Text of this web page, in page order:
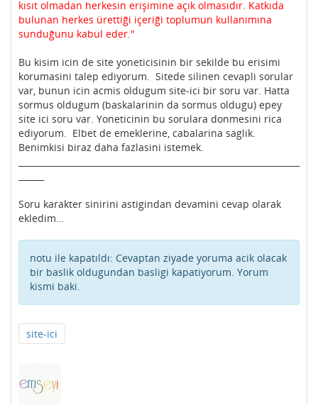
kısıt olmadan herkesin erişimine açık olmasıdır. Katkıda
bulunan herkes ürettiği içeriği toplumun kullanımına
sunduğunu kabul eder."
Bu kisim icin de site yoneticisinin bir sekilde bu erisimi
korumasini talep ediyorum. Sitede silinen cevapli sorular
var, bunun icin acmis oldugum site-ici bir soru var. Hatta
sormus oldugum (baskalarinin da sormus oldugu) epey
site ici soru var. Yoneticinin bu sorulara donmesini rica
ediyorum. Elbet de emeklerine, cabalarina saglik.
Benimkisi biraz daha fazlasini istemek.
Soru karakter sinirini astigindan devamini cevap olarak
ekledim...
notu ile kapatıldı: Cevaptan ziyade yoruma acik olacak
bir baslik oldugundan basligi kapatiyorum. Yorum
kismi baki.
site-ici